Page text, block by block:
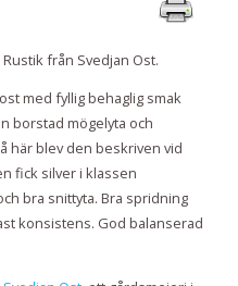
från Svedjan Ost.
med fyllig behaglig smak
borstad mögelyta och
här blev den beskriven vid
fick silver i klassen
bra snittyta. Bra spridning
konsistens. God balanserad